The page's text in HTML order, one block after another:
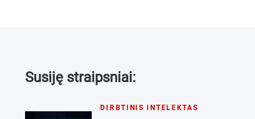
Susiję straipsniai:
DIRBTINIS INTELEKTAS